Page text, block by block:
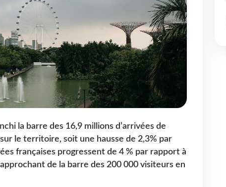
la barre des 16,9 millions d’arrivées de
le territoire, soit une hausse de 2,3% par
françaises progressent de 4 % par rapport à
de la barre des 200 000 visiteurs en